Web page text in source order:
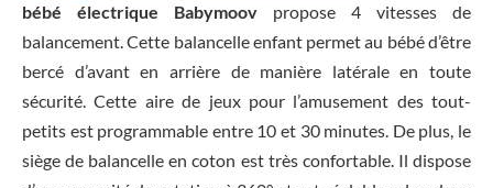
bébé électrique Babymoov propose 4 vitesses de
balancement. Cette balancelle enfant permet au bébé d’être
bercé d’avant en arrière de manière latérale en toute
sécurité. Cette aire de jeux pour l’amusement des tout-
petits est programmable entre 10 et 30 minutes. De plus, le
siège de balancelle en coton est très confortable. Il dispose